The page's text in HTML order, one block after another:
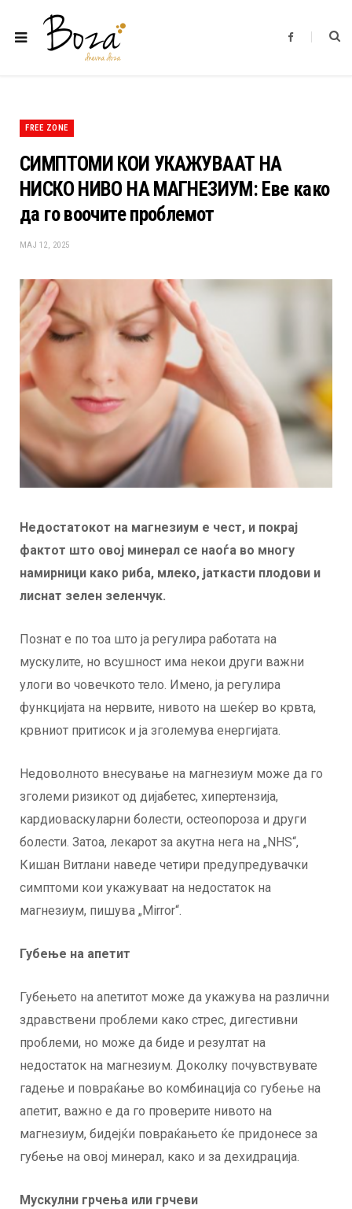
F
b
FREE ZONE
СИМПТОМИ КОИ УКАЖУВААТ НА
НИСКО НИВО НА МАГНЕЗИУМ: Еве како
да го воочите проблемот
МАЈ 12, 2025
Недостатокот на магнезиум е чест, и покрај
фактот што овој минерал се наоѓа во многу
намирници како риба, млеко, јаткасти плодови и
лиснат зелен зеленчук.
Познат е по тоа што ја регулира работата на
мускулите, но всушност има некои други важни
улоги во човечкото тело. Имено, ја регулира
функцијата на нервите, нивото на шеќер во крвта,
крвниот притисок и ја зголемува енергијата.
Недоволното внесување на магнезиум може да го
зголеми ризикот од дијабетес, хипертензија,
кардиоваскуларни болести, остеопороза и други
болести. Затоа, лекарот за акутна нега на „NHS“,
Кишан Витлани наведе четири предупредувачки
симптоми кои укажуваат на недостаток на
магнезиум, пишува „Mirror“.
Губење на апетит
Губењето на апетитот може да укажува на различни
здравствени проблеми како стрес, дигестивни
проблеми, но може да биде и резултат на
недостаток на магнезиум. Доколку почувствувате
гадење и повраќање во комбинација со губење на
апетит, важно е да го проверите нивото на
магнезиум, бидејќи повраќањето ќе придонесе за
губење на овој минерал, како и за дехидрација.
Мускулни грчења или грчеви